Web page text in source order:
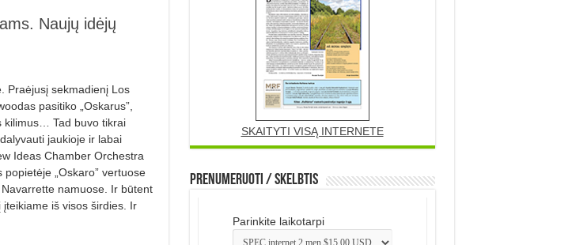
Naujų idėjų
Praėjusį sekmadienį Los
pasitiko „Oskarus”,
kilimus… Tad buvo tikrai
jaukioje ir labai
Ideas Chamber Orchestra
popietėje „Oskaro” vertuose
namuose. Ir būtent
įteikiame iš visos širdies. Ir
SKAITYTI VISĄ INTERNETE
Prenumeruoti / Skelbtis
Parinkite laikotarpi